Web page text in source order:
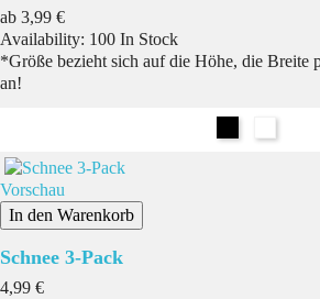
ab Preis
3,99 €
Availability: 100 In Stock
*Größe bezieht sich auf die Höhe, die Breite
an!
Vorschau
In den Warenkorb
Schnee 3-Pack
Preis
4,99 €